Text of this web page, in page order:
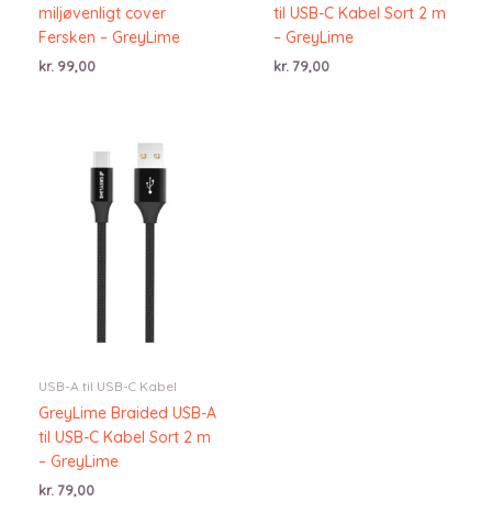
miljøvenligt cover
Fersken – GreyLime
kr. 99,00
til USB-C Kabel Sort 2 m
– GreyLime
kr. 79,00
USB-A til USB-C Kabel
GreyLime Braided USB-A
til USB-C Kabel Sort 2 m
– GreyLime
kr. 79,00